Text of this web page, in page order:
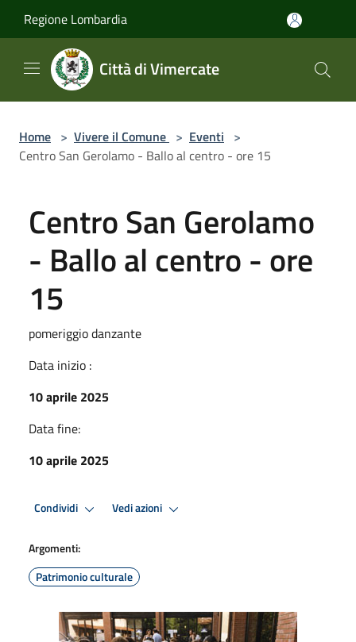
Regione Lombardia
Città di Vimercate
Home > Vivere il Comune > Eventi >
Centro San Gerolamo - Ballo al centro - ore 15
Centro San Gerolamo
- Ballo al centro - ore
15
pomeriggio danzante
Data inizio :
10 aprile 2025
Data fine:
10 aprile 2025
Condividi Vedi azioni
Argomenti:
Patrimonio culturale